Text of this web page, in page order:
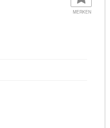
MERKEN